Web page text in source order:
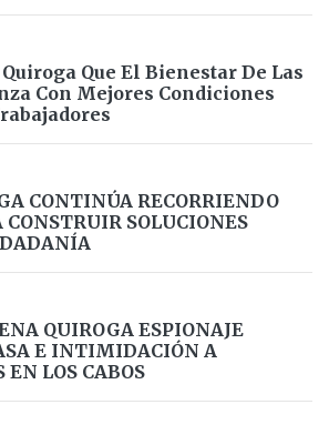
Que El Bienestar De Las
Con Mejores Condiciones
CONTINÚA RECORRIENDO
CONSTRUIR SOLUCIONES
QUIROGA ESPIONAJE
E INTIMIDACIÓN A
LOS CABOS